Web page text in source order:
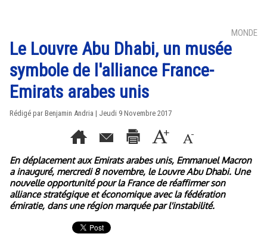
MONDE
Le Louvre Abu Dhabi, un musée
symbole de l'alliance France-
Emirats arabes unis
Rédigé par Benjamin Andria | Jeudi 9 Novembre 2017
En déplacement aux Emirats arabes unis, Emmanuel Macron
a inauguré, mercredi 8 novembre, le Louvre Abu Dhabi. Une
nouvelle opportunité pour la France de réaffirmer son
alliance stratégique et économique avec la fédération
émiratie, dans une région marquée par l'instabilité.